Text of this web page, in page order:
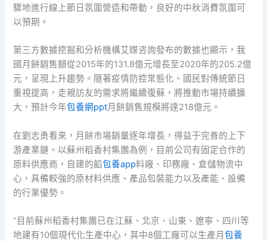
驟地進行線上節日氛圍營造和帶動，良好的中秋消費氛圍可
以預期。
第三方數據挖掘和分析機構艾媒咨詢發布的數據也顯示，我
國月餅銷售額從2015年的131.8億元增長至2020年的205.2億
元，呈現上升趨勢。隨著疫情防控常態化、國民對傳統節日
重視提高，走親訪友的需求將繼續復蘇，將推動市場持續擴
大，預計今年包養網ppt月餅銷售規模將達218億元。
在劉志勇看來，月餅市場銷量逐年增長，得益于完善的上下
游產業鏈。以蘇州稻香村集團為例，目前公司有固定合作的
原料供應商，自建的餡包養app料廠、印務廠、倉儲物流中
心，具備較強的原材料供應、產品包裝能力以及產能、設備
的行業優勢。
“目前蘇州稻香村集團已在江蘇、北京、山東、遼寧、四川等
地建有10個現代化生產中心，其中8個工廠可以生產月包養